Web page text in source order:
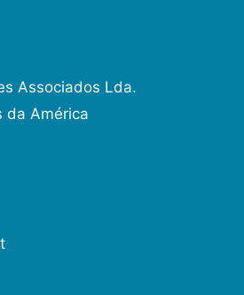
Associados Lda.
da América